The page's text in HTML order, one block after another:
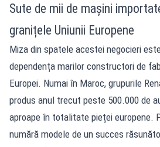
Sute de mii de mașini
granițele Uniunii Europene
Miza din spatele acestei negocieri
dependența marilor constructori de
Europei. Numai în Maroc, grupurile
produs anul trecut peste 500.000 de
aproape în totalitate pieței europene.
numără modele de un succes